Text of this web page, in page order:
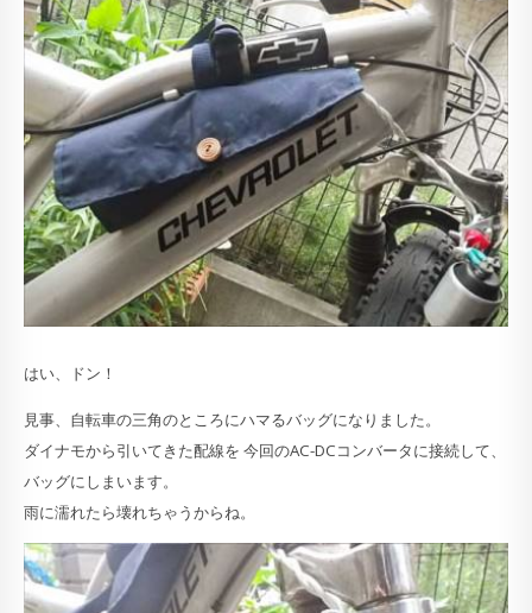
はい、ドン！
見事、自転車の三角のところにハマるバッグになりました。
ダイナモから引いてきた配線を 今回のAC-DCコンバータに接続して、
バッグにしまいます。
雨に濡れたら壊れちゃうからね。